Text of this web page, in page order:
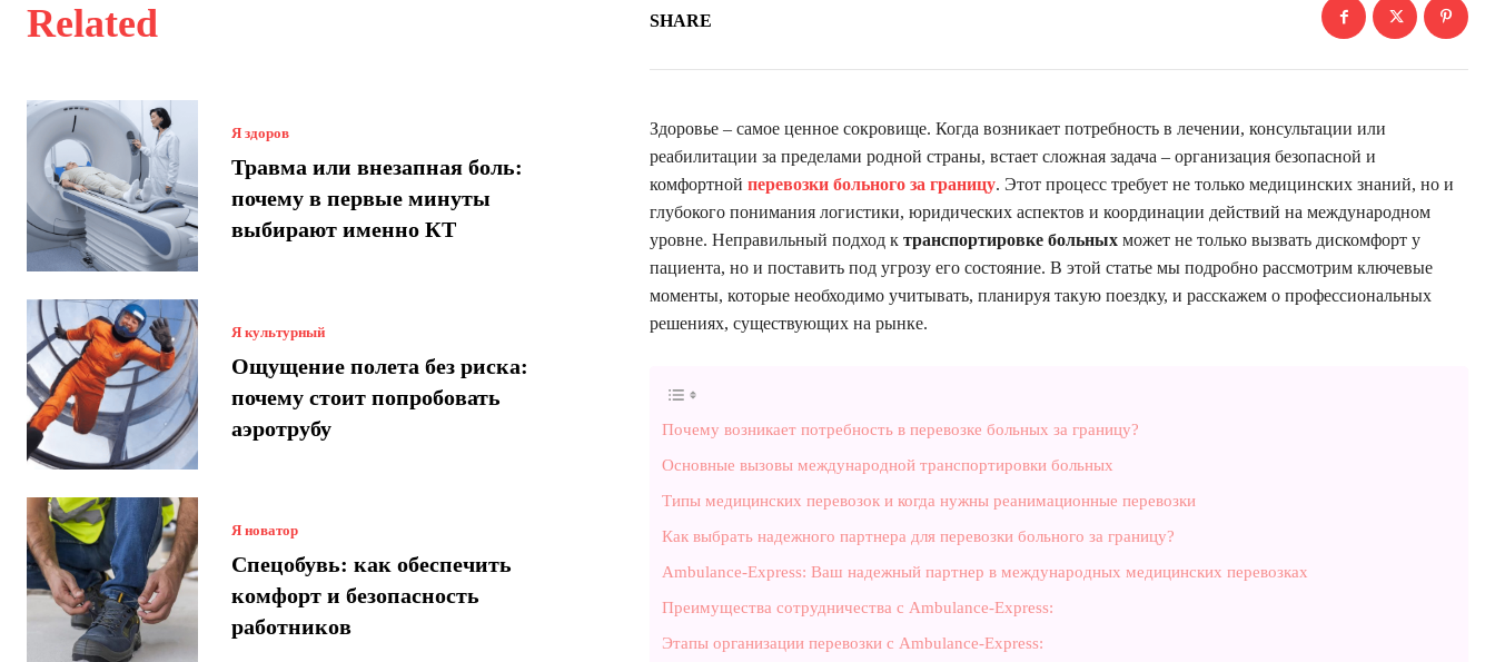
Related
Я здоров
Травма или внезапная боль:
почему в первые минуты
выбирают именно КТ
Я культурный
Ощущение полета без риска:
почему стоит попробовать
аэротрубу
Я новатор
Спецобувь: как обеспечить
комфорт и безопасность
работников
SHARE
Здоровье – самое ценное сокровище. Когда возникает потребность в лечении, консультации или
реабилитации за пределами родной страны, встает сложная задача – организация безопасной и
комфортной перевозки больного за границу. Этот процесс требует не только медицинских знаний, но и
глубокого понимания логистики, юридических аспектов и координации действий на международном
уровне. Неправильный подход к транспортировке больных может не только вызвать дискомфорт у
пациента, но и поставить под угрозу его состояние. В этой статье мы подробно рассмотрим ключевые
моменты, которые необходимо учитывать, планируя такую поездку, и расскажем о профессиональных
решениях, существующих на рынке.
Почему возникает потребность в перевозке больных за границу?
Основные вызовы международной транспортировки больных
Типы медицинских перевозок и когда нужны реанимационные перевозки
Как выбрать надежного партнера для перевозки больного за границу?
Ambulance-Express: Ваш надежный партнер в международных медицинских перевозках
Преимущества сотрудничества с Ambulance-Express:
Этапы организации перевозки с Ambulance-Express: